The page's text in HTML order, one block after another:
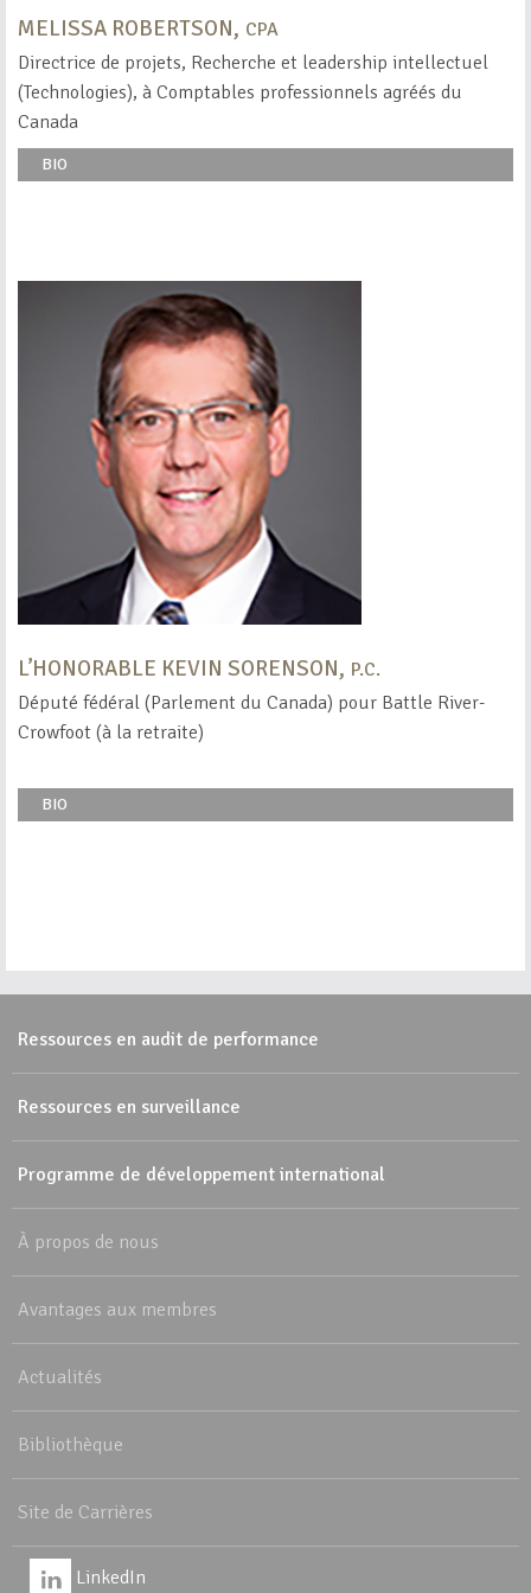
MELISSA ROBERTSON, CPA
Directrice de projets, Recherche et leadership intellectuel
(Technologies), à Comptables professionnels agréés du
Canada
BIO
L’HONORABLE KEVIN SORENSON, P.C.
Député fédéral (Parlement du Canada) pour Battle River-
Crowfoot (à la retraite)
BIO
Ressources en audit de performance
Ressources en surveillance
Programme de développement international
À propos de nous
Avantages aux membres
Actualités
Bibliothèque
Site de Carrières
LinkedIn